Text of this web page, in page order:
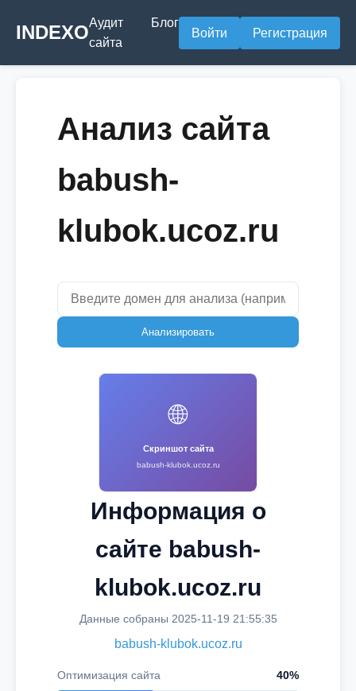
INDEXOАудит
сайта
Блог
Войти Регистрация
Анализ сайта
babush-
klubok.ucoz.ru
Анализировать
🌐
Скриншот сайта
babush-klubok.ucoz.ru
Информация о
сайте babush-
klubok.ucoz.ru
Данные собраны 2025-11-19 21:55:35
babush-klubok.ucoz.ru
Оптимизация сайта 40%